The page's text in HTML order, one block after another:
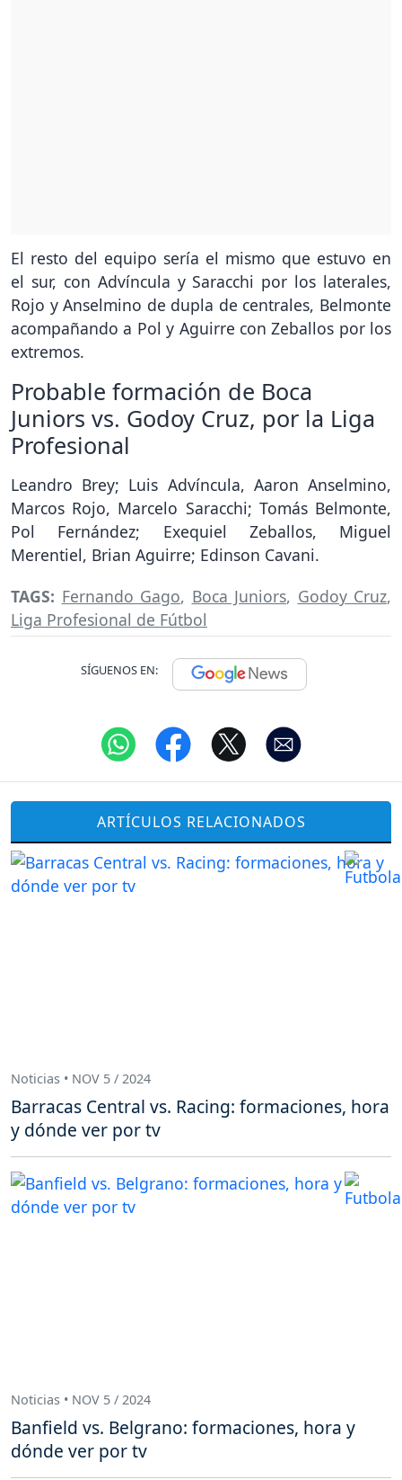
El resto del equipo sería el mismo que estuvo en
el sur, con Advíncula y Saracchi por los laterales,
Rojo y Anselmino de dupla de centrales, Belmonte
acompañando a Pol y Aguirre con Zeballos por los
extremos.
Probable formación de Boca
Juniors vs. Godoy Cruz, por la Liga
Profesional
Leandro Brey; Luis Advíncula, Aaron Anselmino,
Marcos Rojo, Marcelo Saracchi; Tomás Belmonte,
Pol Fernández; Exequiel Zeballos, Miguel
Merentiel, Brian Aguirre; Edinson Cavani.
TAGS: Fernando Gago, Boca Juniors, Godoy Cruz,
Liga Profesional de Fútbol
SÍGUENOS EN:
ARTÍCULOS RELACIONADOS
Noticias • NOV 5 / 2024
Barracas Central vs. Racing: formaciones, hora
y dónde ver por tv
Noticias • NOV 5 / 2024
Banfield vs. Belgrano: formaciones, hora y
dónde ver por tv